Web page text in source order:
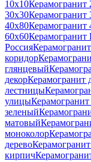
10x10Керамогранит
30x30Керамогранит
40x80Керамогранит
60x60Керамогранит
Россия
коридор
глянцевый
декорКерамогранит
лестницы
улицы
зеленый
матовый
моноколор
дерево
кирпич